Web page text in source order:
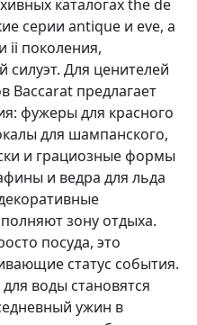
каталогах the de
серии antique и eve, а
ii поколения,
силуэт. Для ценителей
Baccarat предлагает
фужеры для красного
для шампанского,
и грациозные формы
и ведра для льда
зону отдыха.
посуда, это
статус события.
воды становятся
ужин в